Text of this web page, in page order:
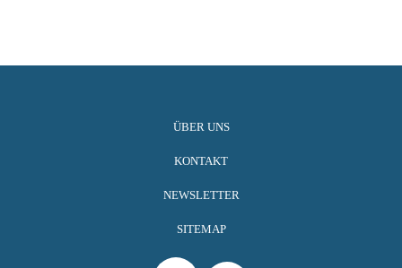
ÜBER UNS
KONTAKT
NEWSLETTER
SITEMAP